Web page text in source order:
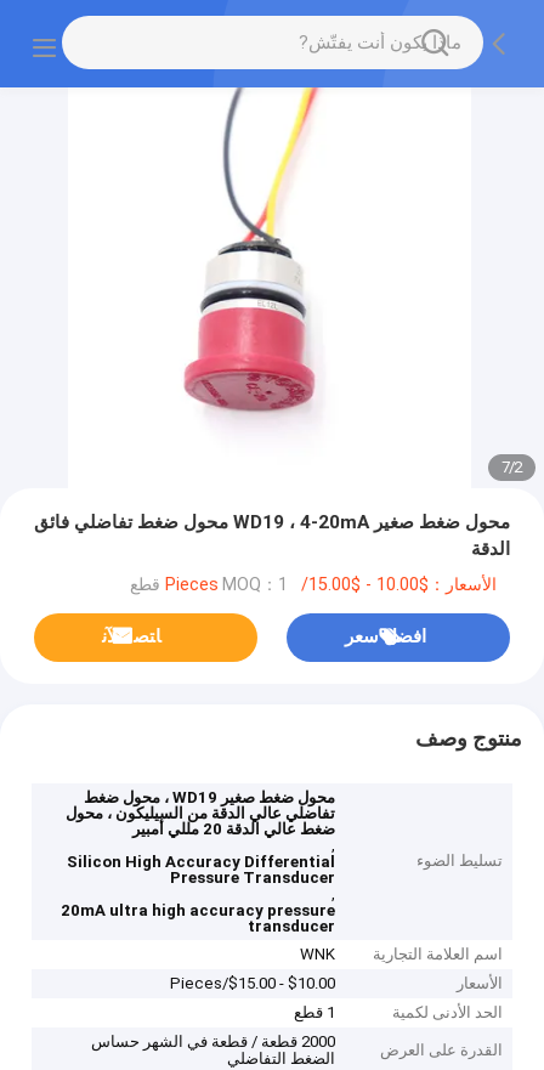
2
/
7
محول ضغط صغير WD19 ، 4-20mA محول ضغط تفاضلي فائق
الدقة
الأسعار：$10.00 - $15.00/Pieces MOQ：1 قطع
افضل سعر ﺎﺘﺼﻟ ﺍﻶﻧ
منتوج وصف
تسليط الضوء
محول ضغط صغير WD19 ، محول ضغط
تفاضلي عالي الدقة من السيليكون ، محول
ضغط عالي الدقة 20 مللي أمبير
,
Silicon High Accuracy Differential
Pressure Transducer
,
20mA ultra high accuracy pressure
transducer
اسم العلامة التجارية
WNK
الأسعار
$10.00 - $15.00/Pieces
الحد الأدنى لكمية
1 قطع
القدرة على العرض
2000 قطعة / قطعة في الشهر حساس
الضغط التفاضلي